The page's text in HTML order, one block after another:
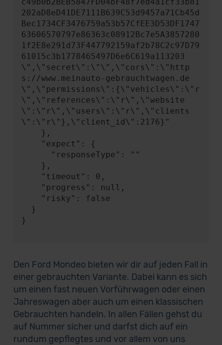
202aD8eD41DE7111B639C53d9457a71Cb45d
Bec1734CF3476759a53b57CfEE3D53DF1747
63606570797e86363c08912Bc7e5A3857280
1f2E8e291d73F447792159af2b78C2c97D79
61015c3b1778465497D6e6C619a113203
\",\"secret\":\"\",\"cors\":\"http
s://www.meinauto-gebrauchtwagen.de
\",\"permissions\":{\"vehicles\":\"r
\",\"references\":\"r\",\"website
\":\"r\",\"users\":\"r\",\"clients
\":\"r\"},\"client_id\":2176}"
}
Den Ford Mondeo bieten wir dir auf jeden Fall in
einer gebrauchten Variante. Dabei kann es sich
um einen fast neuen Vorführwagen oder einen
Jahreswagen aber auch um einen klassischen
Gebrauchten handeln. In allen Fällen gehst du
auf Nummer sicher und darfst dich auf ein
rundum gepflegtes und vor allem von uns